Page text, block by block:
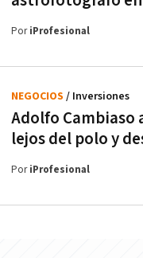
PoriProfesional
Adolfo Cambiaso
lejos del polo y
NEGOCIOS / Inversiones
PoriProfesional